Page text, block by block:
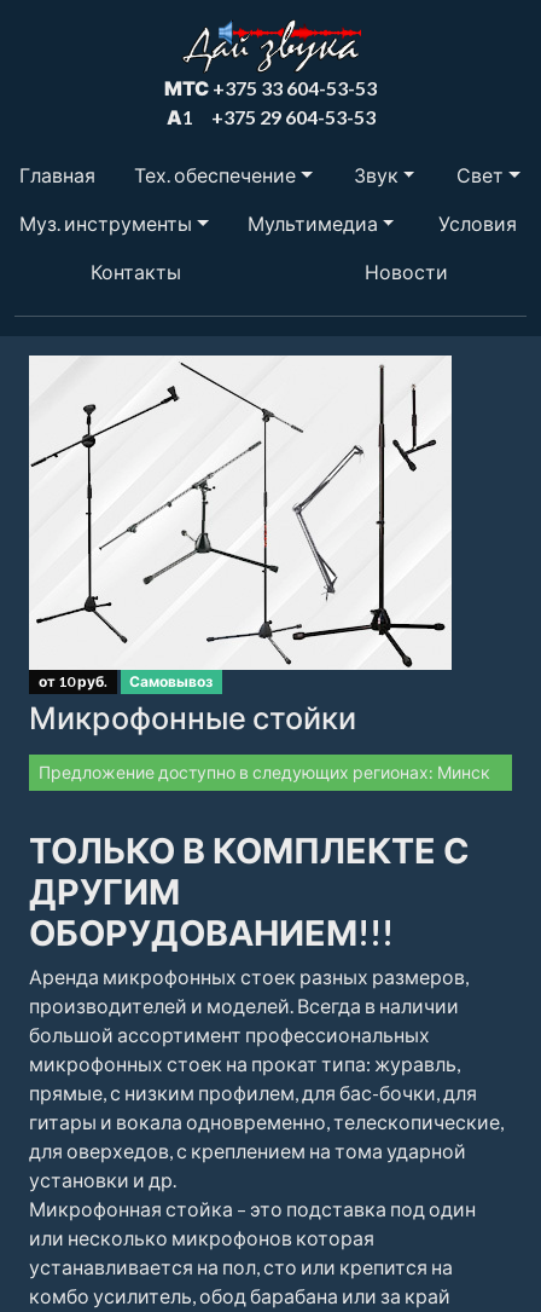
МТС +375 33 604-53-53
А1 +375 29 604-53-53
Главная Тех. обеспечение Звук Свет
Муз. инструменты Мультимедиа Условия
Контакты Новости
от 10 руб. Самовывоз
Микрофонные стойки
Предложение доступно в следующих регионах: Минск
ТОЛЬКО В КОМПЛЕКТЕ С
ДРУГИМ
ОБОРУДОВАНИЕМ!!!
Аренда микрофонных стоек разных размеров,
производителей и моделей. Всегда в наличии
большой ассортимент профессиональных
микрофонных стоек на прокат типа: журавль,
прямые, с низким профилем, для бас-бочки, для
гитары и вокала одновременно, телескопические,
для оверхедов, с креплением на тома ударной
установки и др.
Микрофонная стойка – это подставка под один
или несколько микрофонов которая
устанавливается на пол, сто или крепится на
комбо усилитель, обод барабана или за край